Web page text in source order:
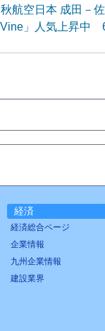
航空日本 成田－
」人気上昇中
経済
経済総合ページ
企業情報
九州企業情報
建設業界